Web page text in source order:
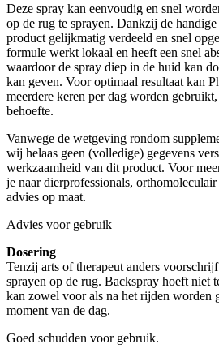
Deze spray kan eenvoudig en snel
op de rug te sprayen. Dankzij de
product gelijkmatig verdeeld en snel
formule werkt lokaal en heeft een snel
waardoor de spray diep in de huid kan
kan geven. Voor optimaal resultaat kan
meerdere keren per dag worden
behoefte.
Vanwege de wetgeving rondom
wij helaas geen (volledige) gegevens
werkzaamheid van dit product. Voor
je naar dierprofessionals,
advies op maat.
Advies voor gebruik
Dosering
Tenzij arts of therapeut anders
sprayen op de rug. Backspray hoeft niet
kan zowel voor als na het rijden worden
moment van de dag.
Goed schudden voor gebruik.